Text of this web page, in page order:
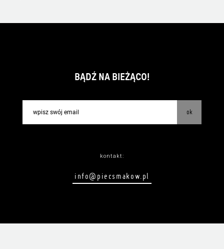
BĄDŹ NA BIEŻĄCO!
ok
kontakt:
info@piecsmakow.pl